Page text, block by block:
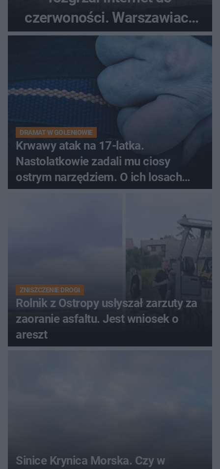
czerwoności. Warszawiacy
pytali, czy to Mad Max!
DRAMAT W GOLENIOWIE
Krwawy atak na 17-latka.
Nastolatkowie zadali mu ciosy
ostrym narzędziem. O ich losach
zdecyduje sąd rodzinny
ZNISZCZENIE DROGI
Rolnik z Ostropy usłyszał zarzuty za
zaoranie asfaltu. Jest wniosek o
areszt
Sinice Krynica Morska. Czy w